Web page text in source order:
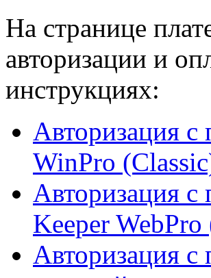
На странице
авторизации и
инструкциях:
Авторизация
WinPro
Авторизация
Keeper
Авторизация с